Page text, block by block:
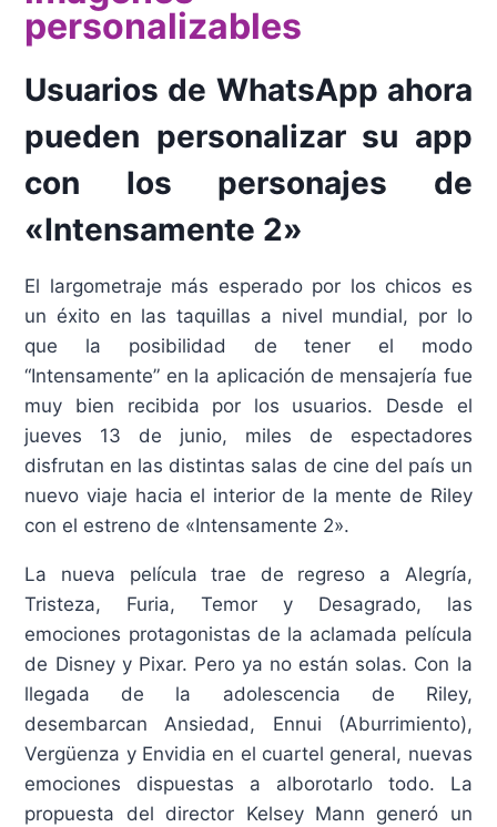
personalizables
Usuarios de WhatsApp ahora
pueden personalizar su app
con los personajes de
«Intensamente 2»
El largometraje más esperado por los chicos es
un éxito en las taquillas a nivel mundial, por lo
que la posibilidad de tener el modo
“Intensamente” en la aplicación de mensajería fue
muy bien recibida por los usuarios. Desde el
jueves 13 de junio, miles de espectadores
disfrutan en las distintas salas de cine del país un
nuevo viaje hacia el interior de la mente de Riley
con el estreno de «Intensamente 2».
La nueva película trae de regreso a Alegría,
Tristeza, Furia, Temor y Desagrado, las
emociones protagonistas de la aclamada película
de Disney y Pixar. Pero ya no están solas. Con la
llegada de la adolescencia de Riley,
desembarcan Ansiedad, Ennui (Aburrimiento),
Vergüenza y Envidia en el cuartel general, nuevas
emociones dispuestas a alborotarlo todo. La
propuesta del director Kelsey Mann generó un